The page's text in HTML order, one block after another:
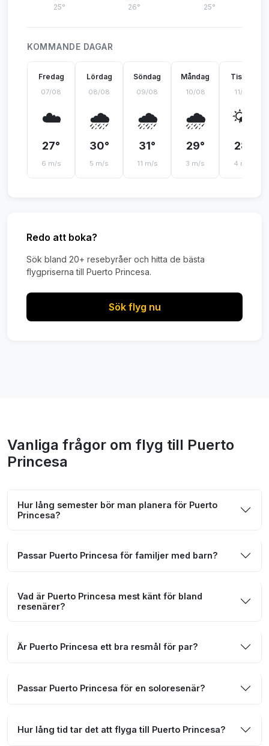
25° 26° 25°
KOMMANDE DAGAR
Fredag
07/08
☁️
27°
6 m/s
Lördag
08/08
🌧️
30°
5 m/s
Söndag
09/08
🌧️
31°
11 m/s
Måndag
10/08
🌧️
29°
3 m/s
Tisdag
11/08
🌤️
28°
4 m/s
Redo att boka?
Sök bland 20+ resebyråer och hitta de bästa
flygpriserna till Puerto Princesa.
Sök flyg nu
Vanliga frågor om flyg till Puerto
Princesa
Hur lång semester bör man planera för Puerto
Princesa?
Passar Puerto Princesa för familjer med barn?
Vad är Puerto Princesa mest känt för bland
resenärer?
Är Puerto Princesa ett bra resmål för par?
Passar Puerto Princesa för en soloresenär?
Hur lång tid tar det att flyga till Puerto Princesa?